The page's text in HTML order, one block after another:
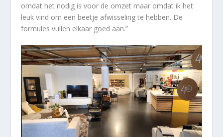
omdat het nodig is voor de omzet maar omdat ik het
leuk vind om een beetje afwisseling te hebben. De
formules vullen elkaar goed aan.”